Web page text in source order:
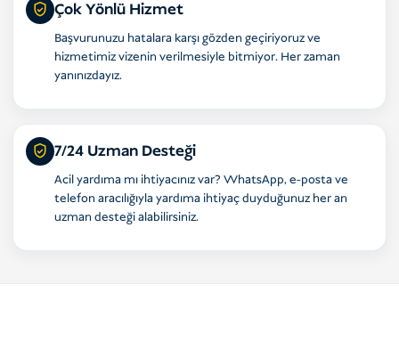
Çok Yönlü Hizmet
Başvurunuzu hatalara karşı gözden geçiriyoruz ve
hizmetimiz vizenin verilmesiyle bitmiyor. Her zaman
yanınızdayız.
7/24 Uzman Desteği
Acil yardıma mı ihtiyacınız var? WhatsApp, e-posta ve
telefon aracılığıyla yardıma ihtiyaç duyduğunuz her an
uzman desteği alabilirsiniz.